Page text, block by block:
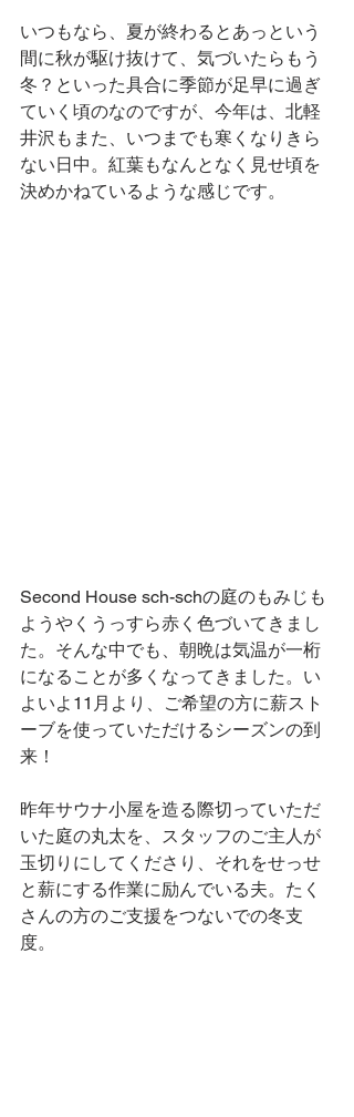
いつもなら、夏が終わるとあっという
間に秋が駆け抜けて、気づいたらもう
冬？といった具合に季節が足早に過ぎ
ていく頃のなのですが、今年は、北軽
井沢もまた、いつまでも寒くなりきら
ない日中。紅葉もなんとなく見せ頃を
決めかねているような感じです。
Second House sch-schの庭のもみじも
ようやくうっすら赤く色づいてきまし
た。そんな中でも、朝晩は気温が一桁
になることが多くなってきました。い
よいよ11月より、ご希望の方に薪スト
ーブを使っていただけるシーズンの到
来！
昨年サウナ小屋を造る際切っていただ
いた庭の丸太を、スタッフのご主人が
玉切りにしてくださり、それをせっせ
と薪にする作業に励んでいる夫。たく
さんの方のご支援をつないでの冬支
度。